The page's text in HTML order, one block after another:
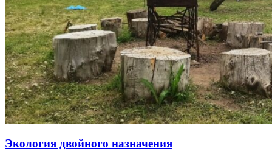
Экология двойного назначения